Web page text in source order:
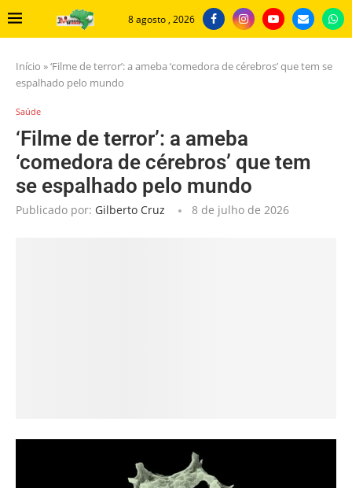
8 agosto , 2026
Início »‘Filme de terror’: a ameba ‘comedora de cérebros’ que tem se
espalhado pelo mundo
Saúde
‘Filme de terror’: a ameba
‘comedora de cérebros’ que tem
se espalhado pelo mundo
Publicado por: Gilberto Cruz 8 de julho de 2026